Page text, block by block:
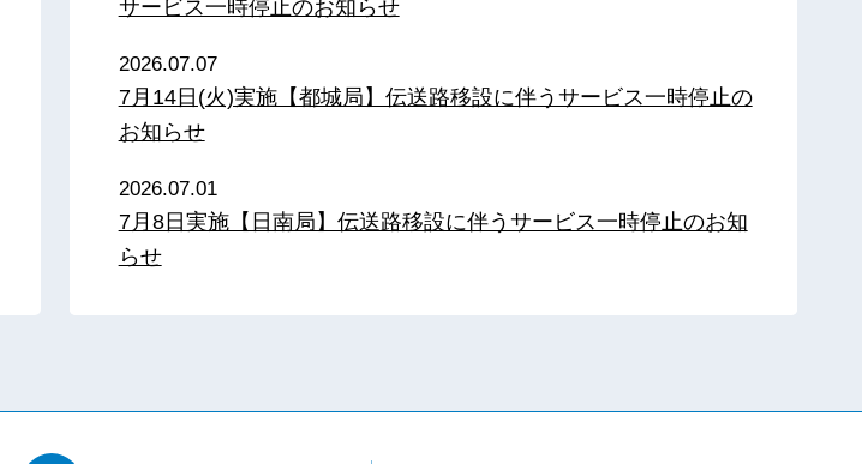
サービス一時停止のお知らせ
2026.07.07
7月14日(火)実施【都城局】伝送路移設に伴うサービス一時停止の
お知らせ
2026.07.01
7月8日実施【日南局】伝送路移設に伴うサービス一時停止のお知
らせ